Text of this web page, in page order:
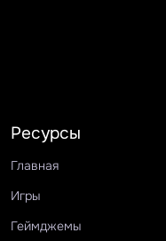
Ресурсы
Главная
Игры
Геймджемы